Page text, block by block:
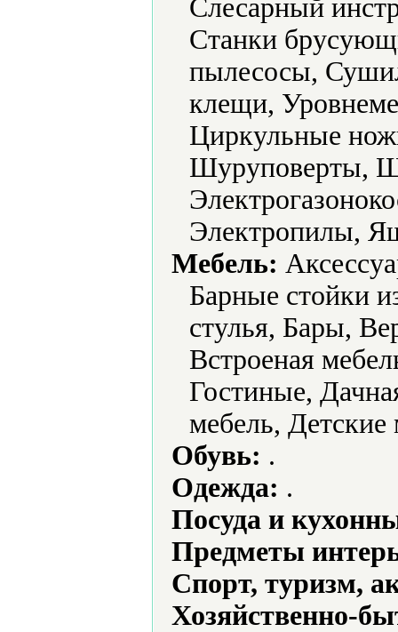
Слесарный
Станки
пылесосы,
клещи,
Циркульные
Шуруповерты,
Электропилы,
Мебель:
Барные стойки
стулья, Бары,
Встроеная
Гостиные,
мебель, Детские
Обувь: .
Одежда: .
Посуда и
Предметы
Спорт, туризм,
Хозяйственно-